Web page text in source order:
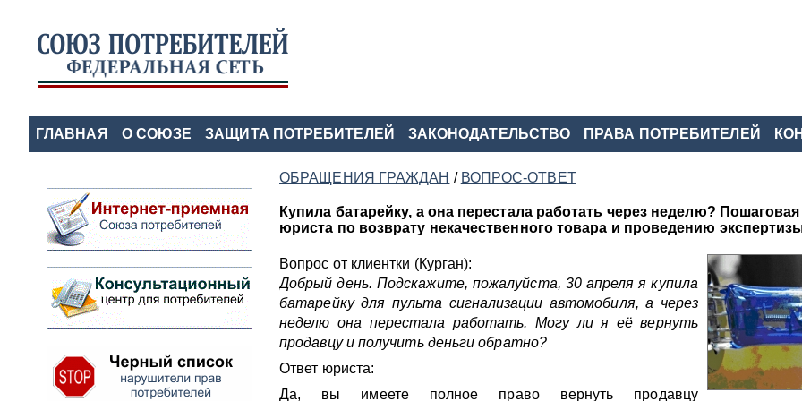
ГЛАВНАЯ О СОЮЗЕ ЗАЩИТА ПОТРЕБИТЕЛЕЙ ЗАКОНОДАТЕЛЬСТВО ПРАВА ПОТРЕБИТЕЛЕЙ
ОБРАЩЕНИЯ ГРАЖДАН / ВОПРОС-ОТВЕТ
Купила батарейку, а она перестала работать через неделю?
юриста по возврату некачественного товара и проведению
Вопрос от клиентки (Курган):
Добрый день. Подскажите, пожалуйста, 30 апреля я купила
батарейку для пульта сигнализации автомобиля, а через
неделю она перестала работать. Могу ли я её вернуть
продавцу и получить деньги обратно?
Ответ юриста:
Да, вы имеете полное право вернуть продавцу